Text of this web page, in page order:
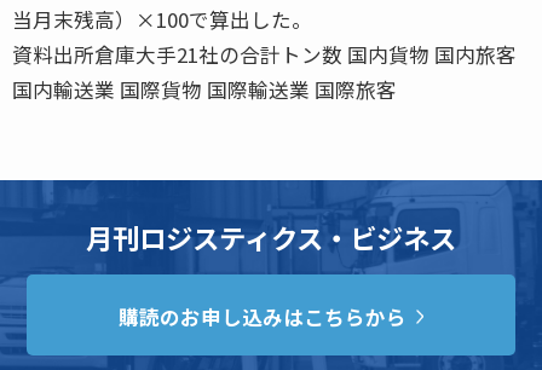
当月末残高）×100で算出した。
資料出所倉庫大手21社の合計トン数 国内貨物 国内旅客
国内輸送業 国際貨物 国際輸送業 国際旅客
月刊ロジスティクス・ビジネス
購読のお申し込みはこちらから